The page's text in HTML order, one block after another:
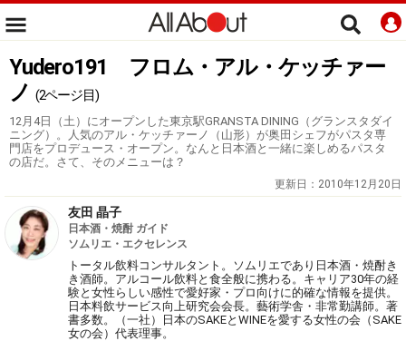
Yudero191 フロム・アル・ケッチァー
ノ (2ページ目)
12月4日（土）にオープンした東京駅GRANSTA DINING（グランスタダイ
ニング）。人気のアル・ケッチァーノ（山形）が奥田シェフがパスタ専
門店をプロデュース・オープン。なんと日本酒と一緒に楽しめるパスタ
の店だ。さて、そのメニューは？
更新日： 2010年12月20日
友田 晶子
日本酒・焼酎 ガイド
ソムリエ・エクセレンス
トータル飲料コンサルタント。ソムリエであり日本酒・焼酎き
き酒師。アルコール飲料と食全般に携わる。キャリア30年の経
験と女性らしい感性で愛好家・プロ向けに的確な情報を提供。
日本料飲サービス向上研究会会長。藝術学舎・非常勤講師。著
書多数。（一社）日本のSAKEとWINEを愛する女性の会（SAKE
女の会）代表理事。